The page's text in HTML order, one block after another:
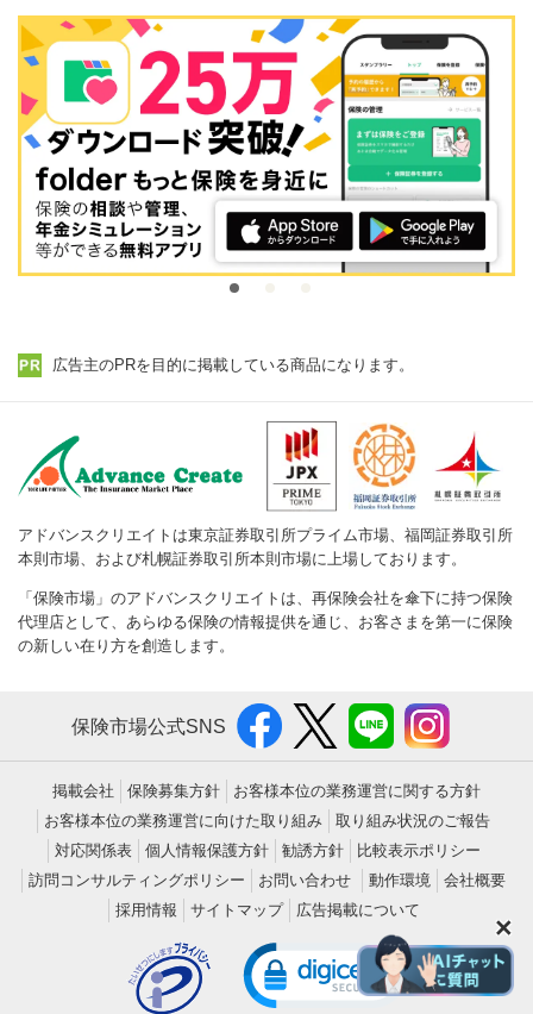
×
広告主のPRを目的に掲載している商品になります。
アドバンスクリエイトは東京証券取引所プライム市場、福岡証券取引所
本則市場、および札幌証券取引所本則市場に上場しております。
「保険市場」のアドバンスクリエイトは、再保険会社を傘下に持つ保険
代理店として、あらゆる保険の情報提供を通じ、お客さまを第一に保険
の新しい在り方を創造します。
保険市場公式SNS
掲載会社 保険募集方針
お客様本位の業務運営に関する方針
お客様本位の業務運営に向けた取り組み
取り組み状況のご報告
対応関係表
個人情報保護方針 勧誘方針
比較表示ポリシー
訪問コンサルティングポリシー
お問い合わせ 動作環境
会社概要
採用情報
サイトマップ 広告掲載について